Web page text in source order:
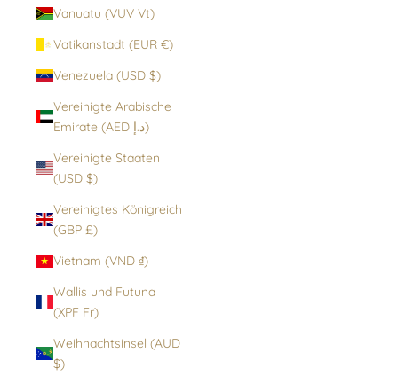
Vanuatu (VUV Vt)
Vatikanstadt (EUR €)
Venezuela (USD $)
Vereinigte Arabische
Emirate (AED د.إ)
Vereinigte Staaten
(USD $)
Vereinigtes Königreich
(GBP £)
Vietnam (VND ₫)
Wallis und Futuna
(XPF Fr)
Weihnachtsinsel (AUD
$)